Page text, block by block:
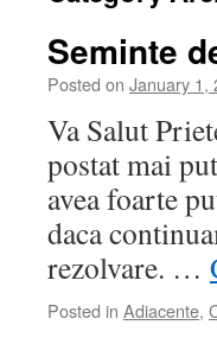
Seminte
Posted on January 1,
Va Salut
postat mai
avea foarte
daca
rezolvare. …
Posted in Adiacente,